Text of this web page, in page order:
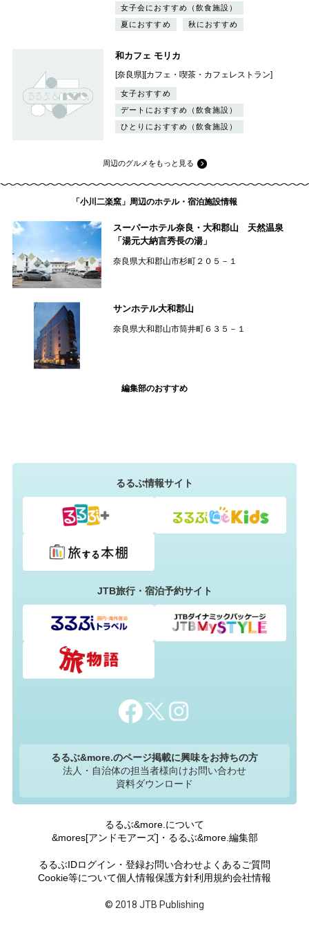
女子会におすすめ（飲食施設）
夏におすすめ
秋におすすめ
和カフェ モリカ
[奈良県][カフェ・喫茶・カフェレストラン]
女子おすすめ
デートにおすすめ（飲食施設）
ひとりにおすすめ（飲食施設）
周辺のグルメをもっと見る
「小川二楽窯」周辺のホテル・宿泊施設情報
スーパーホテル奈良・大和郡山 天然温泉
「湯元大納言秀長の湯」
奈良県大和郡山市杉町２０５－１
サンホテル大和郡山
奈良県大和郡山市筒井町６３５－１
編集部のおすすめ
るるぶ情報サイト
JTB旅行・宿泊予約サイト
るるぶ&more.のページ掲載に興味をお持ちの方
法人・自治体の担当者様向けお問い合わせ
資料ダウンロード
るるぶ&more.について
&mores[アンドモアーズ]・るるぶ&more.編集部
るるぶIDログイン・登録お問い合わせよくあるご質問
Cookie等について個人情報保護方針利用規約会社情報
© 2018 JTB Publishing